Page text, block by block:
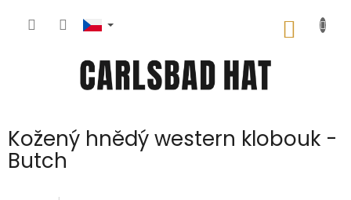
Kožený hnědý western klobouk -
Butch